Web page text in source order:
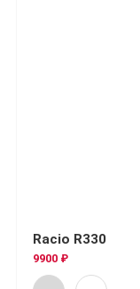
Racio R330
9900 ₽